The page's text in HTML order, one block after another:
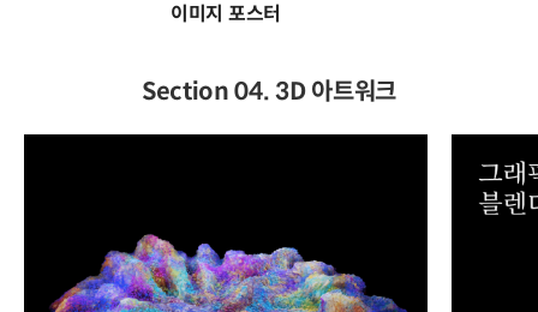
이미지 포스터
Section 04. 3D 아트워크